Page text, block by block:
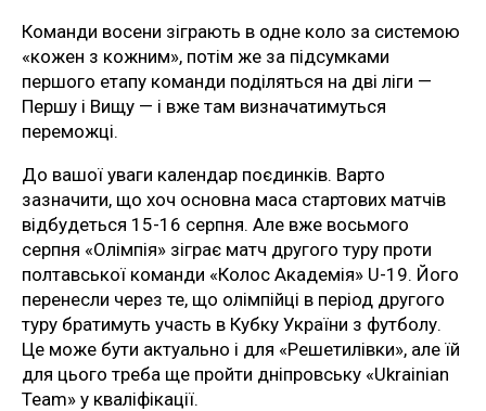
Команди восени зіграють в одне коло за системою
«кожен з кожним», потім же за підсумками
першого етапу команди поділяться на дві ліги —
Першу і Вищу — і вже там визначатимуться
переможці.
До вашої уваги календар поєдинків. Варто
зазначити, що хоч основна маса стартових матчів
відбудеться 15-16 серпня. Але вже восьмого
серпня «Олімпія» зіграє матч другого туру проти
полтавської команди «Колос Академія» U-19. Його
перенесли через те, що олімпійці в період другого
туру братимуть участь в Кубку України з футболу.
Це може бути актуально і для «Решетилівки», але їй
для цього треба ще пройти дніпровську «Ukrainian
Team» у кваліфікації.